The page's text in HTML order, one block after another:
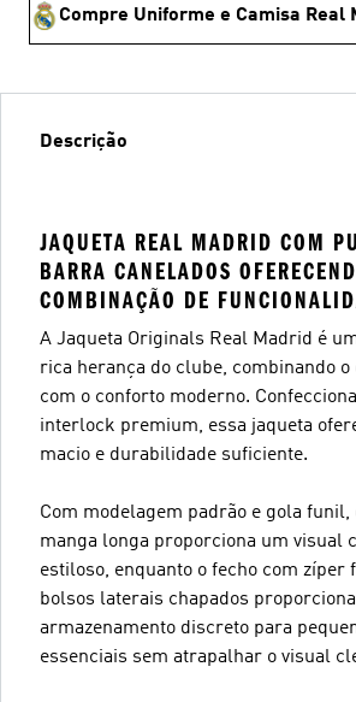
Descrição
JAQUETA REAL MADRID COM
BARRA CANELADOS
COMBINAÇÃO DE
A Jaqueta Originals Real Madrid é
rica herança do clube, combinando o
com o conforto moderno.
interlock premium, essa jaqueta
macio e durabilidade suficiente.
Com modelagem padrão e gola funil,
manga longa proporciona um visual
estiloso, enquanto o fecho com zíper
bolsos laterais chapados
armazenamento discreto para
essenciais sem atrapalhar o visual